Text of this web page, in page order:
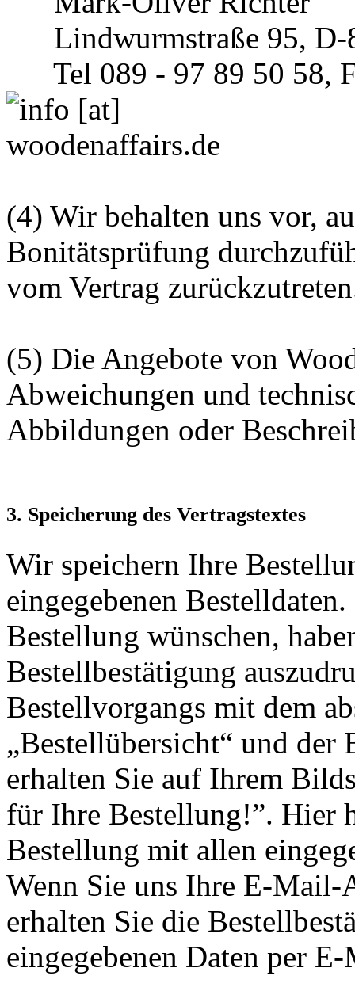
Lindwurmstraße 95, D-
Tel 089 - 97 89 50 58,
(4) Wir behalten uns vor,
Bonitätsprüfung
vom Vertrag
(5) Die Angebote von
Abweichungen und
Abbildungen oder
3. Speicherung des Vertragstextes
Wir speichern Ihre
eingegebenen
Bestellung wünschen,
Bestellbestätigung
Bestellvorgangs mit dem
„Bestellübersicht“ und der
erhalten Sie auf Ihrem
für Ihre Bestellung!”. Hier
Bestellung mit allen
Wenn Sie uns Ihre E-Mail-
erhalten Sie die
eingegebenen Daten per